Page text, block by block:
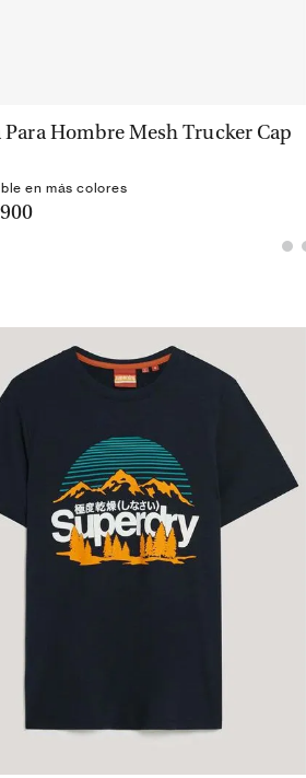
VISTA RÁPIDA
Para Hombre Mesh Trucker Cap
en más colores